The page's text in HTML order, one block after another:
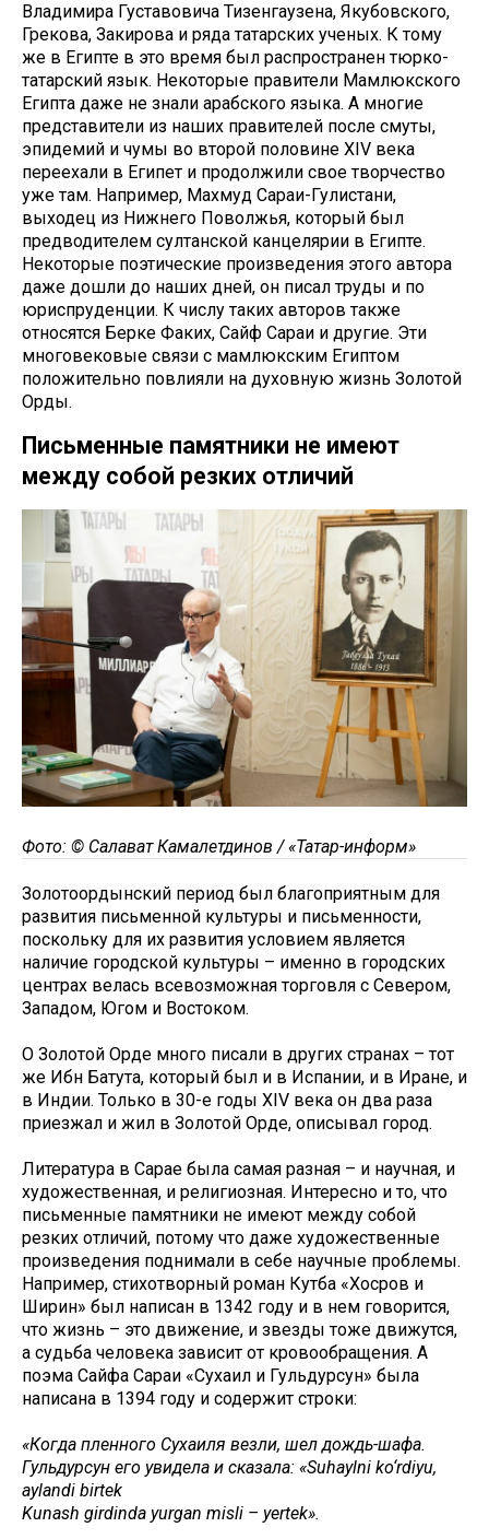
Владимира Густавовича Тизенгаузена, Якубовского,
Грекова, Закирова и ряда татарских ученых. К тому
же в Египте в это время был распространен тюрко-
татарский язык. Некоторые правители Мамлюкского
Египта даже не знали арабского языка. А многие
представители из наших правителей после смуты,
эпидемий и чумы во второй половине XIV века
переехали в Египет и продолжили свое творчество
уже там. Например, Махмуд Сараи-Гулистани,
выходец из Нижнего Поволжья, который был
предводителем султанской канцелярии в Египте.
Некоторые поэтические произведения этого автора
даже дошли до наших дней, он писал труды и по
юриспруденции. К числу таких авторов также
относятся Берке Факих, Сайф Сараи и другие. Эти
многовековые связи с мамлюкским Египтом
положительно повлияли на духовную жизнь Золотой
Орды.
Письменные памятники не имеют
между собой резких отличий
Фото: © Салават Камалетдинов / «Татар-информ»
Золотоордынский период был благоприятным для
развития письменной культуры и письменности,
поскольку для их развития условием является
наличие городской культуры – именно в городских
центрах велась всевозможная торговля с Севером,
Западом, Югом и Востоком.
О Золотой Орде много писали в других странах – тот
же Ибн Батута, который был и в Испании, и в Иране, и
в Индии. Только в 30-е годы XIV века он два раза
приезжал и жил в Золотой Орде, описывал город.
Литература в Сарае была самая разная – и научная, и
художественная, и религиозная. Интересно и то, что
письменные памятники не имеют между собой
резких отличий, потому что даже художественные
произведения поднимали в себе научные проблемы.
Например, стихотворный роман Кутба «Хосров и
Ширин» был написан в 1342 году и в нем говорится,
что жизнь – это движение, и звезды тоже движутся,
а судьба человека зависит от кровообращения. А
поэма Сайфа Сараи «Сухаил и Гульдурсун» была
написана в 1394 году и содержит строки:
«Когда пленного Сухаиля везли, шел дождь-шафа.
Гульдурсун его увидела и сказала: «Suhaylni ko‘rdiyu,
aylandi birtek
Kunash girdinda yurgan misli – yertek».